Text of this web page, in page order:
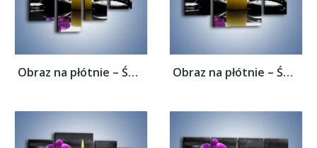
Obraz na płótnie – Świeca przed kwiatem –... Obraz na płótnie – Świeca przed kwiatem –...